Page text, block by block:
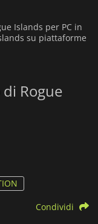
Islands per PC in
su piattaforme
Rogue
Condividi